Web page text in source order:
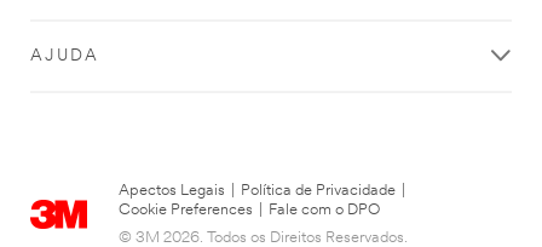
AJUDA
Apectos Legais Política de Privacidade
Cookie Preferences
Fale com o DPO
© 3M 2026. Todos os Direitos Reservados.